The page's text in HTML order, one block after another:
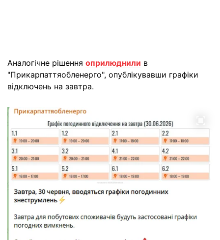
Аналогічне рішення оприлюднили в
"Прикарпаттяобленерго", опублікувавши графіки
відключень на завтра.